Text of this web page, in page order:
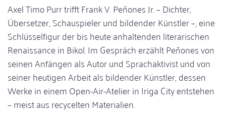
Axel Timo Purr trifft Frank V. Peñones Jr. – Dichter,
Übersetzer, Schauspieler und bildender Künstler –, eine
Schlüsselfigur der bis heute anhaltenden literarischen
Renaissance in Bikol. Im Gespräch erzählt Peñones von
seinen Anfängen als Autor und Sprachaktivist und von
seiner heutigen Arbeit als bildender Künstler, dessen
Werke in einem Open-Air-Atelier in Iriga City entstehen
– meist aus recycelten Materialien.